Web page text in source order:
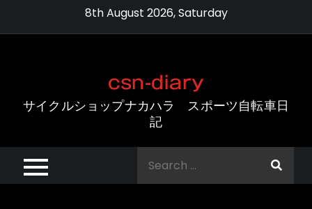
8th August 2026, Saturday
csn-diary
サイクルショップナカハラ スポーツ自転車日
記